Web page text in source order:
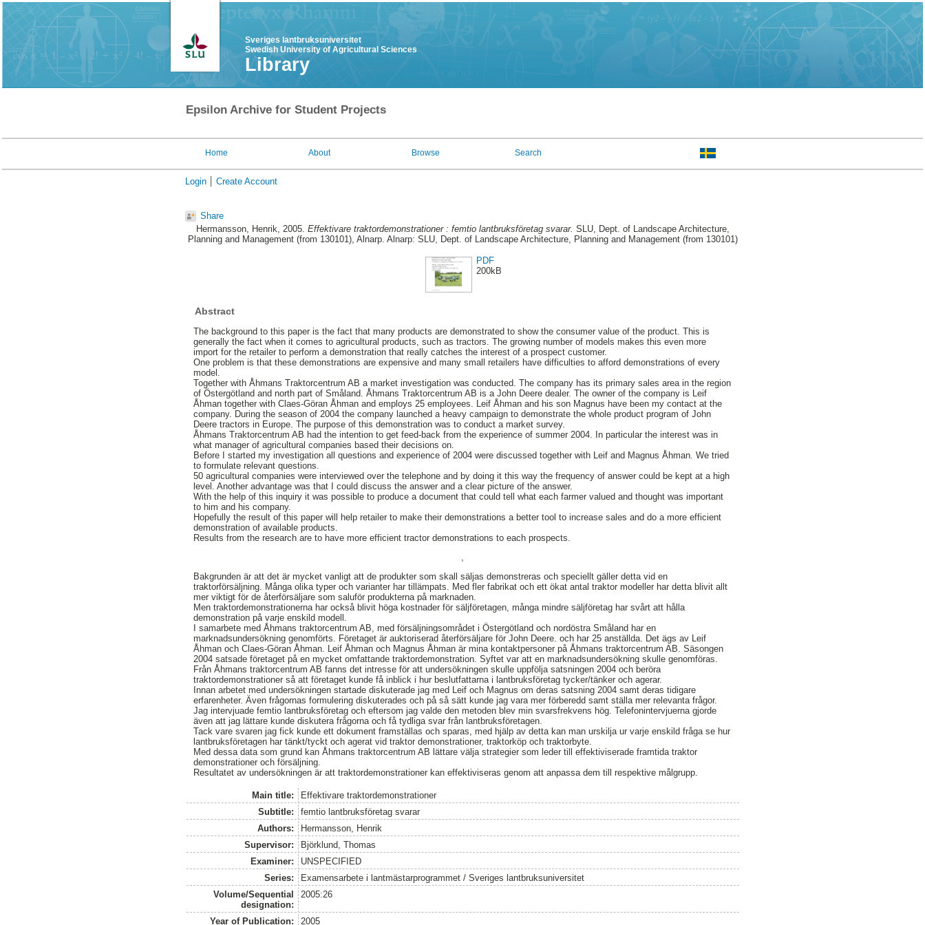
Sveriges lantbruksuniversitet
Swedish University of Agricultural Sciences
Library
Epsilon Archive for Student Projects
Home About Browse Search
Login Create Account
Share
Hermansson, Henrik, 2005. Effektivare traktordemonstrationer : femtio lantbruksföretag svarar. SLU, Dept. of Landscape Architecture,
Planning and Management (from 130101), Alnarp. Alnarp: SLU, Dept. of Landscape Architecture, Planning and Management (from 130101)
PDF
200kB
Abstract
The background to this paper is the fact that many products are demonstrated to show the consumer value of the product. This is
generally the fact when it comes to agricultural products, such as tractors. The growing number of models makes this even more
import for the retailer to perform a demonstration that really catches the interest of a prospect customer.
One problem is that these demonstrations are expensive and many small retailers have difficulties to afford demonstrations of every
model.
Together with Åhmans Traktorcentrum AB a market investigation was conducted. The company has its primary sales area in the region
of Östergötland and north part of Småland. Åhmans Traktorcentrum AB is a John Deere dealer. The owner of the company is Leif
Åhman together with Claes-Göran Åhman and employs 25 employees. Leif Åhman and his son Magnus have been my contact at the
company. During the season of 2004 the company launched a heavy campaign to demonstrate the whole product program of John
Deere tractors in Europe. The purpose of this demonstration was to conduct a market survey.
Åhmans Traktorcentrum AB had the intention to get feed-back from the experience of summer 2004. In particular the interest was in
what manager of agricultural companies based their decisions on.
Before I started my investigation all questions and experience of 2004 were discussed together with Leif and Magnus Åhman. We tried
to formulate relevant questions.
50 agricultural companies were interviewed over the telephone and by doing it this way the frequency of answer could be kept at a high
level. Another advantage was that I could discuss the answer and a clear picture of the answer.
With the help of this inquiry it was possible to produce a document that could tell what each farmer valued and thought was important
to him and his company.
Hopefully the result of this paper will help retailer to make their demonstrations a better tool to increase sales and do a more efficient
demonstration of available products.
Results from the research are to have more efficient tractor demonstrations to each prospects.
Bakgrunden är att det är mycket vanligt att de produkter som skall säljas demonstreras och speciellt gäller detta vid en
traktorförsäljning. Många olika typer och varianter har tillämpats. Med fler fabrikat och ett ökat antal traktor modeller har detta blivit allt
mer viktigt för de återförsäljare som saluför produkterna på marknaden.
Men traktordemonstrationerna har också blivit höga kostnader för säljföretagen, många mindre säljföretag har svårt att hålla
demonstration på varje enskild modell.
I samarbete med Åhmans traktorcentrum AB, med försäljningsområdet i Östergötland och nordöstra Småland har en
marknadsundersökning genomförts. Företaget är auktoriserad återförsäljare för John Deere. och har 25 anställda. Det ägs av Leif
Åhman och Claes-Göran Åhman. Leif Åhman och Magnus Åhman är mina kontaktpersoner på Åhmans traktorcentrum AB. Säsongen
2004 satsade företaget på en mycket omfattande traktordemonstration. Syftet var att en marknadsundersökning skulle genomföras.
Från Åhmans traktorcentrum AB fanns det intresse för att undersökningen skulle uppfölja satsningen 2004 och beröra
traktordemonstrationer så att företaget kunde få inblick i hur beslutfattarna i lantbruksföretag tycker/tänker och agerar.
Innan arbetet med undersökningen startade diskuterade jag med Leif och Magnus om deras satsning 2004 samt deras tidigare
erfarenheter. Även frågornas formulering diskuterades och på så sätt kunde jag vara mer förberedd samt ställa mer relevanta frågor.
Jag intervjuade femtio lantbruksföretag och eftersom jag valde den metoden blev min svarsfrekvens hög. Telefonintervjuerna gjorde
även att jag lättare kunde diskutera frågorna och få tydliga svar från lantbruksföretagen.
Tack vare svaren jag fick kunde ett dokument framställas och sparas, med hjälp av detta kan man urskilja ur varje enskild fråga se hur
lantbruksföretagen har tänkt/tyckt och agerat vid traktor demonstrationer, traktorköp och traktorbyte.
Med dessa data som grund kan Åhmans traktorcentrum AB lättare välja strategier som leder till effektiviserade framtida traktor
demonstrationer och försäljning.
Resultatet av undersökningen är att traktordemonstrationer kan effektiviseras genom att anpassa dem till respektive målgrupp.
Main title:
Effektivare traktordemonstrationer
Subtitle:
femtio lantbruksföretag svarar
Authors:
Hermansson, Henrik
Supervisor:
Björklund, Thomas
Examiner:
UNSPECIFIED
Series:
Examensarbete i lantmästarprogrammet / Sveriges lantbruksuniversitet
Volume/Sequential
designation:
2005:26
Year of Publication: 2005